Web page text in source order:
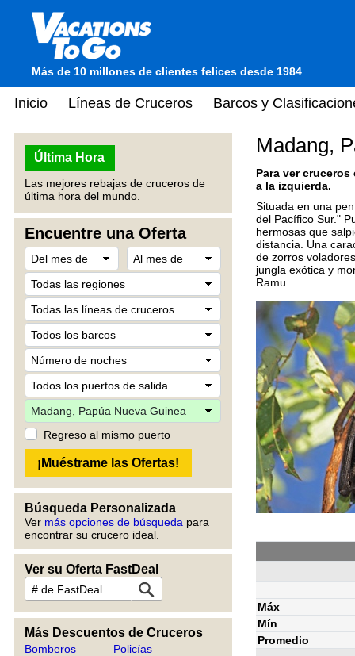
Más de 10 millones de clientes felices desde 1984
Inicio Líneas de Cruceros Barcos y
Última Hora
Las mejores rebajas de cruceros de
última hora del mundo.
Encuentre una Oferta
Regreso al mismo puerto
Búsqueda Personalizada
Ver más opciones de búsqueda para
encontrar su crucero ideal.
Ver su Oferta FastDeal
Más Descuentos de Cruceros
Bomberos
Policías
Madang,
Para ver
a la izquierda.
Situada en una
del Pacífico Sur."
hermosas que
distancia. Una
de zorros
jungla exótica y
Ramu.
Máx
Mín
Promedio